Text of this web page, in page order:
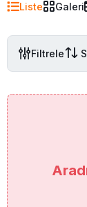
Liste Galeri
Filtrele